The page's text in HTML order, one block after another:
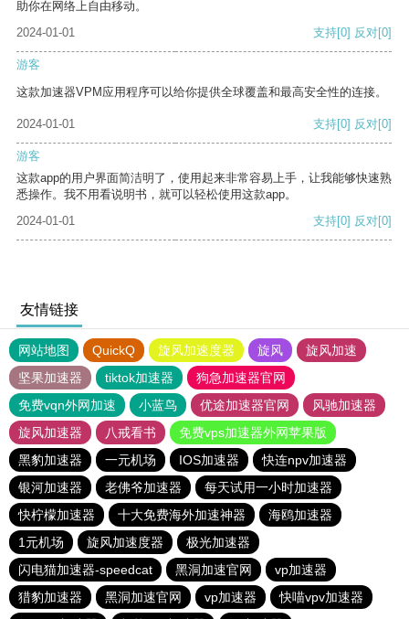
助你在网络上自由移动。
2024-01-01
支持[0] 反对[0]
游客
这款加速器VPM应用程序可以给你提供全球覆盖和最高安全性的连接。
2024-01-01 支持[0] 反对[0]
游客
这款app的用户界面简洁明了，使用起来非常容易上手，让我能够快速熟
悉操作。我不用看说明书，就可以轻松使用这款app。
2024-01-01
支持[0] 反对[0]
友情链接
网站地图 QuickQ 旋风加速度器 旋风
旋风加速
坚果加速器
tiktok加速器
狗急加速器官网
免费vqn外网加速
小蓝鸟 优途加速器官网
风驰加速器
旋风加速器
八戒看书
免费vps加速器外网苹果版
黑豹加速器
一元机场 IOS加速器
快连npv加速器
银河加速器
老佛爷加速器
每天试用一小时加速器
快柠檬加速器
十大免费海外加速神器
海鸥加速器
1元机场
旋风加速度器
极光加速器
闪电猫加速器-speedcat
黑洞加速官网
vp加速器
猎豹加速器
黑洞加速官网 vp加速器
快喵vpv加速器